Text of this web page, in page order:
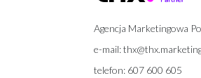
Agencja Marketingowa
e-mail:
telefon: 607 600 605